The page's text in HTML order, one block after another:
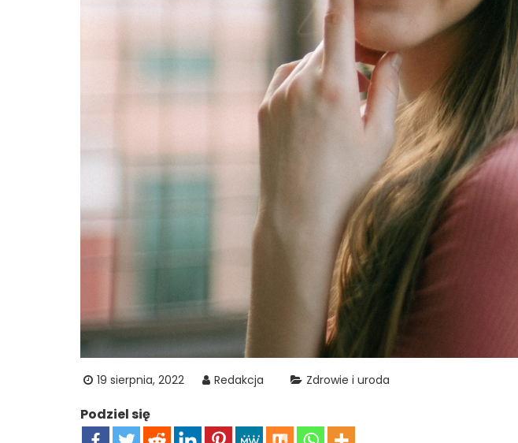
19 sierpnia, 2022 Redakcja Zdrowie i uroda
Podziel się